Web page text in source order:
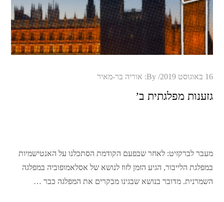
Posted
16 באוגוסט 2019 By: אוריה בר-מאיר
גזענות מפלגתית ב’
מעבר לברקזיט: לאחר שבפעם הקודמת הסתכלנו על האנטישמיות
במפלגת הלייבור, הגיע הזמן לזוז לנושא של אסלאמופוביה במפלגה
השמרנית. מדובר בנושא שבגינו מבקרים את המפלגה כבר …